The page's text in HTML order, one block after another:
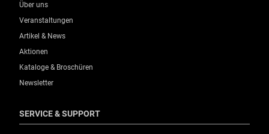
Über uns
Veranstaltungen
Artikel & News
Aktionen
Kataloge & Broschüren
Newsletter
SERVICE & SUPPORT